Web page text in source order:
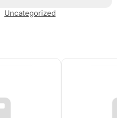
Uncategorized